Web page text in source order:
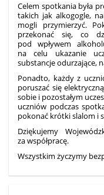
Celem spotkania była
takich jak alkogogle,
mogli przymierzyć.
przekonać się, co
pod wpływem
na celu ukazanie
substancje odurzające,
Ponadto, każdy z
poruszać się
sobie i pozostałym
uczniów podczas
pokonać krótki slalom i
Dziękujemy
za współpracę.
Wszystkim życzymy